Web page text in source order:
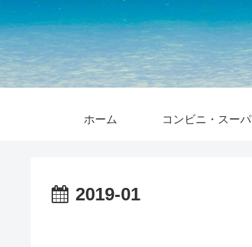
ホーム コンビニ・スー
2019-01